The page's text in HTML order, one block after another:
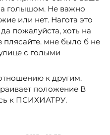
голышом. Не важно
или нет. Нагота это
пожалуйста, хоть на
плясайте. мне было б не
с голыми
к другим.
положение В
к ПСИХИАТРУ.